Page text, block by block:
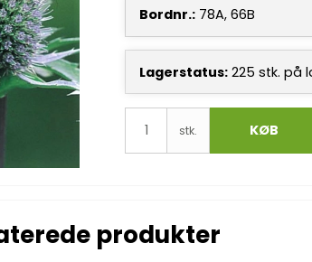
Bordnr.: 78A, 66B
Lagerstatus: 225 stk. på
stk. KØB
produkter